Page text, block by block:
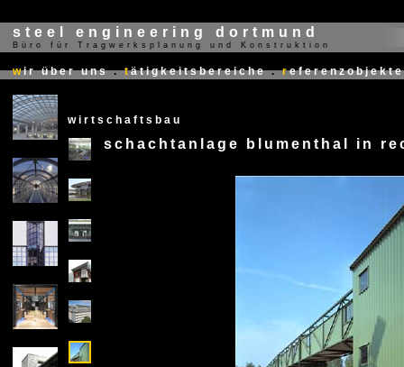
steel engineering dortmund
Büro für Tragwerksplanung und Konstruktion
wir über uns . tätigkeitsbereiche . referenzobjekte
wirtschaftsbau
X
schachtanlage blumenthal in